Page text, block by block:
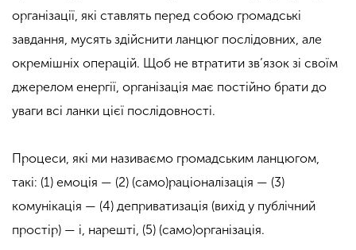
організації, які ставлять перед собою громадські
завдання, мусять здійснити ланцюг послідовних, але
окремішніх операцій. Щоб не втратити зв’язок зі своїм
джерелом енергії, організація має постійно брати до
уваги всі ланки цієї послідовності.
Процеси, які ми називаємо громадським ланцюгом,
такі: (1) емоція — (2) (само)раціоналізація — (3)
комунікація — (4) деприватизація (вихід у публічний
простір) — і, нарешті, (5) (само)організація.